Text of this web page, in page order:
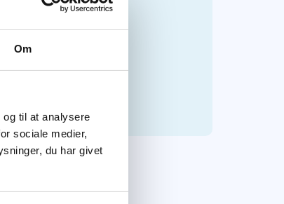
Om
til at analysere
sociale medier,
du har givet